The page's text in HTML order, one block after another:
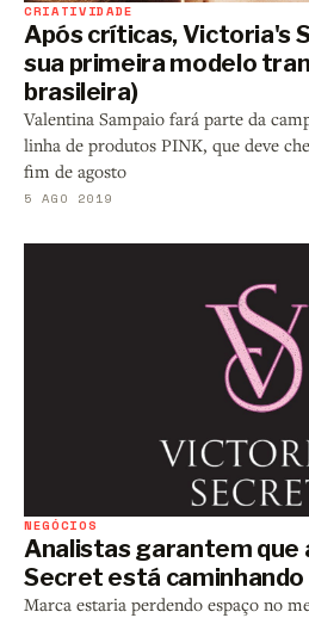
CRIATIVIDADE
Após críticas, Victoria's
sua primeira modelo
brasileira)
Valentina Sampaio fará parte da
linha de produtos PINK, que deve
fim de agosto
5 AGO 2019
NEGÓCIOS
Analistas garantem que
Secret está caminhando
Marca estaria perdendo espaço no